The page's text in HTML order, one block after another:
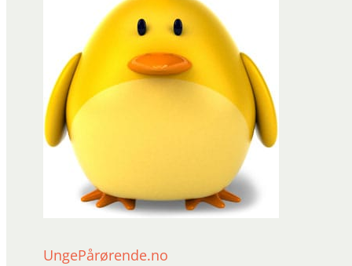
UngePårørende.no